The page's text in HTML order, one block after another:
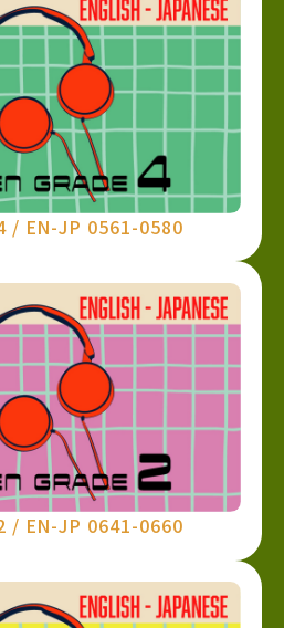
/ EN-JP 0561-0580
/ EN-JP 0641-0660